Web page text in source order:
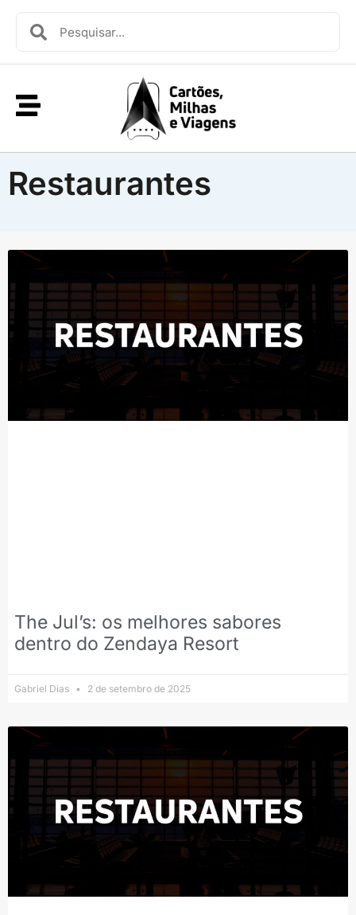
Restaurantes
The Jul’s: os melhores sabores
dentro do Zendaya Resort
Gabriel Dias 2 de setembro de 2025